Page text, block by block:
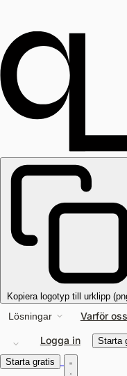
Kopiera logotyp till urklipp
Lösningar Varför oss
Logga in
Starta
Starta gratis